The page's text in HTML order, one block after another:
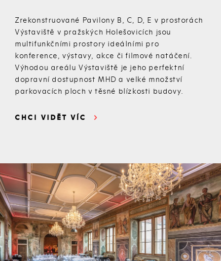
Zrekonstruované Pavilony B, C, D, E v prostorách
Výstaviště v pražských Holešovicích jsou
multifunkčními prostory ideálními pro
konference, výstavy, akce či filmové natáčení.
Výhodou areálu Výstaviště je jeho perfektní
dopravní dostupnost MHD a velké množství
parkovacích ploch v těsné blízkosti budovy.
CHCI VIDĚT VÍC